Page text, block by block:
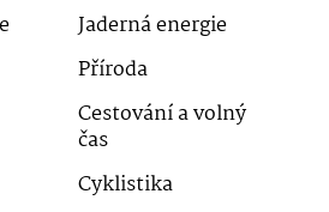
Jaderná energie
Příroda
Cestování a volný
čas
Cyklistika